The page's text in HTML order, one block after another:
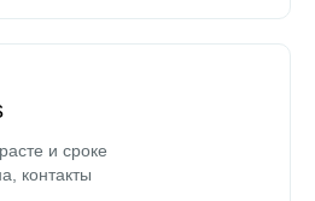
и сроке
контакты